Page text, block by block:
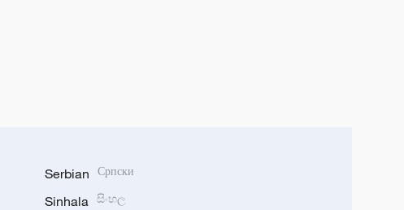
Serbian Српски
Sinhala සිංහල